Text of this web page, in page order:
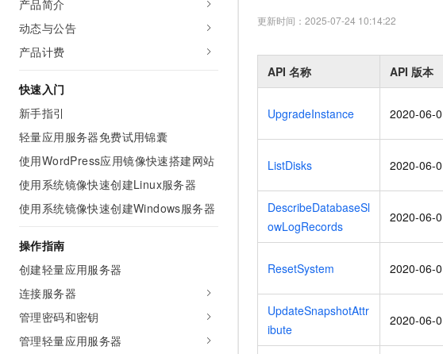
产品简介
动态与公告
产品计费
快速入门
新手指引
轻量应用服务器免费试用锦囊
使用WordPress应用镜像快速搭建网站
使用系统镜像快速创建Linux服务器
使用系统镜像快速创建Windows服务器
操作指南
创建轻量应用服务器
连接服务器
管理密码和密钥
管理轻量应用服务器
更新时间： 2025-07-24 10:14:22
API 名称 API 版本
UpgradeInstance 2020-06-
ListDisks 2020-06-
DescribeDatabaseSl
owLogRecords
2020-06-
ResetSystem 2020-06-
UpdateSnapshotAttr
ibute
2020-06-
Qwen3.8-Max
Qwen3.7-Plus
能看、能想、能动手的多模态智能体模型
Qwen3-VL-Plus
视觉 Coding、空间感知、多模态思考等全面升级
千问AI平台-模型体验
精选产品
容器
存储
网络与CDN
安全
数据库
大数据计算
媒体服务
多元化、高性能、安全可靠的大模型服务
随时随地安全接入的云上超级电脑
覆盖公网/内网、递归/权威、移动APP等全场景解析服务
面向分析的企业级SaaS模式云数据仓库
精选解决方案
大数据
现代化应用
安全
网络
上云与迁云
企业出海
政企业务
可视化编排打通从文字构思到成片全链路闭环
让AI从“聊天伙伴”进化为能干活的“数字员工”
推荐新用户得奖励，单订单最高返9万
高校专属算力普惠，学生认证享300元代金券
免费试用
最高领取价值200元试用点，立即开启云上创新
1亿+ 大模型 tokens 和 30+ 款产品免费体验
140+云产品 免费试用
产品新客免费试用，最长12个月
大模型ACA认证体验
助力企业全员 AI 认知与能力提升
管理和优化成本
观测云
蓝凌 OA
Tableau 订阅
AI空中课堂在线直播课堂（旗舰版）
行业生态解决方案
开发者生态解决方案
销售伙伴合作计划
无影生态合作计划
Salesforce On Alibaba Cloud
自助服务
在线服务
工单服务
短信专区
分析师报告
天池大赛
AI 算法大赛
云开发大赛
入门学习赛